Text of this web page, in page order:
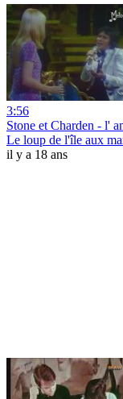
3:56
Stone et Charden - l'
Le loup de l'île aux
il y a 18 ans